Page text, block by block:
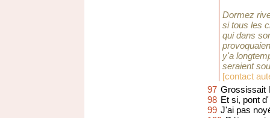
Dormez
si tous les
qui dans
y'a
seraient
[contact
97 Grossissait
98 Et si, pont
99 J'ai pas